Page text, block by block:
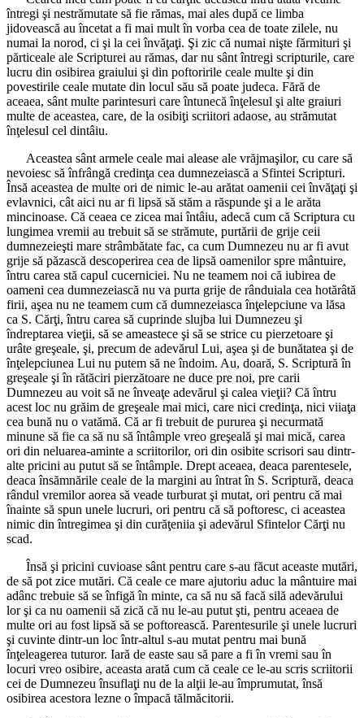
întregi şi nestrămutate să fie rămas, mai ales după ce limba
jidovească au încetat a fi mai mult în vorba cea de toate zilele, nu
numai la norod, ci şi la cei învăţaţi. Şi zic că numai nişte fărmituri şi
părticeale ale Scripturei au rămas, dar nu sânt întregi scripturile, care
lucru din osibirea graiului şi din poftoririle ceale multe şi din
povestirile ceale mutate din locul său să poate judeca. Fără de
aceaea, sânt multe parintesuri care întunecă înţelesul şi alte graiuri
multe de aceastea, care, de la osibiţi scriitori adaose, au strămutat
înţelesul cel dintâiu.
Aceastea sânt armele ceale mai alease ale vrăjmaşilor, cu care să
nevoiesc să înfrângă credinţa cea dumnezeiască a Sfintei Scripturi.
Însă aceastea de multe ori de nimic le-au arătat oamenii cei învăţaţi şi
evlavnici, cât aici nu ar fi lipsă să stăm a răspunde şi a le arăta
mincinoase. Că ceaea ce zicea mai întâiu, adecă cum că Scriptura cu
lungimea vremii au trebuit să se strămute, purtării de grije ceii
dumnezeieşti mare strâmbătate fac, ca cum Dumnezeu nu ar fi avut
grije să păzască descoperirea cea de lipsă oamenilor spre mântuire,
întru carea stă capul cucerniciei. Nu ne teamem noi că iubirea de
oameni cea dumnezeiască nu va purta grije de rânduiala cea hotărâtă
firii, aşea nu ne teamem cum că dumnezeiasca înţelepciune va lăsa
ca S. Cărţi, întru carea să cuprinde slujba lui Dumnezeu şi
îndreptarea vieţii, să se ameastece şi să se strice cu pierzetoare şi
urâte greşeale, şi, precum de adevărul Lui, aşea şi de bunătatea şi de
înţelepciunea Lui nu putem să ne îndoim. Au, doară, S. Scriptură în
greşeale şi în rătăciri pierzătoare ne duce pre noi, pre carii
Dumnezeu au voit să ne înveaţe adevărul şi calea vieţii? Că întru
acest loc nu grăim de greşeale mai mici, care nici credinţa, nici viiaţa
cea bună nu o vatămă. Că ar fi trebuit de pururea şi necurmată
minune să fie ca să nu să întâmple vreo greşeală şi mai mică, carea
ori din neluarea-aminte a scriitorilor, ori din osibite scrisori sau dintr-
alte pricini au putut să se întâmple. Drept aceaea, deaca parentesele,
deaca însămnările ceale de la margini au întrat în S. Scriptură, deaca
rândul vremilor aorea să veade turburat şi mutat, ori pentru că mai
înainte să spun unele lucruri, ori pentru că să poftoresc, ci aceastea
nimic din întregimea şi din curăţeniia şi adevărul Sfintelor Cărţi nu
scad.
Însă şi pricini cuvioase sânt pentru care s-au făcut aceaste mutări,
de să pot zice mutări. Că ceale ce mare ajutoriu aduc la mântuire mai
adânc trebuie să se înfigă în minte, ca să nu să facă silă adevărului
lor şi ca nu oamenii să zică că nu le-au putut şti, pentru aceaea de
multe ori au fost lipsă să se poftorească. Parentesurile şi unele lucruri
şi cuvinte dintr-un loc într-altul s-au mutat pentru mai bună
înţeleagerea tuturor. Iară de easte sau să pare a fi în vremi sau în
locuri vreo osibire, aceasta arată cum că ceale ce le-au scris scriitorii
cei de Dumnezeu însuflaţi nu de la alţii le-au împrumutat, însă
osibirea acestora lezne o împacă tălmăcitorii.